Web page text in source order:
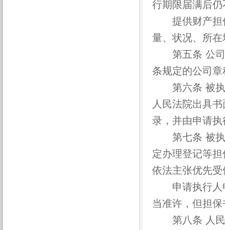
行期限届满后
提供财产担保
量、状况、所
第五条 公司
条规定的公司
第六条 被执
人民法院出具
录，并由申请
第七条 被执
定办理登记等
依法主张优先受
申请执行人申
当准许，但担
第八条 人民